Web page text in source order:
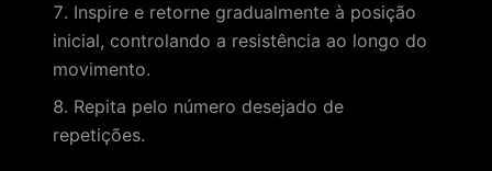
Inspire e retorne gradualmente à posição
inicial, controlando a resistência ao longo do
movimento.
Repita pelo número desejado de
repetições.